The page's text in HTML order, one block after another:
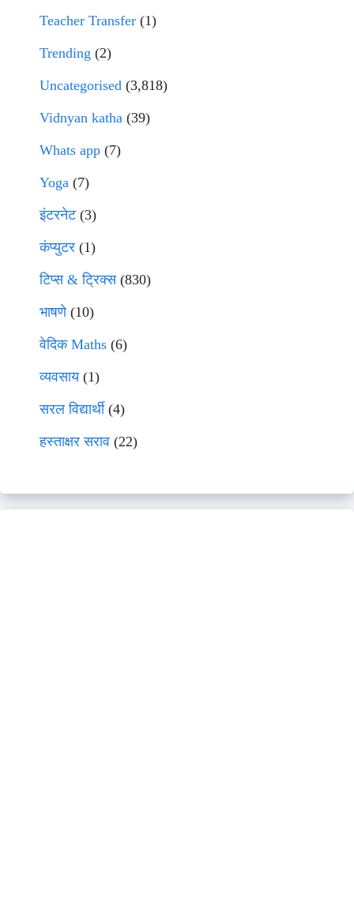
Teacher Transfer (1)
Trending (2)
Uncategorised (3,818)
Vidnyan katha (39)
Whats app (7)
Yoga (7)
इंटरनेट(3)
कंप्युटर (1)
टिप्स & ट्रिक्स(830)
भाषणे(10)
वेदिक Maths (6)
व्यवसाय(1)
सरल विद्यार्थी(4)
हस्ताक्षर सराव (22)